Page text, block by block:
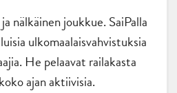
nälkäinen joukkue. SaiPalla
ulkomaalaisvahvistuksia
He pelaavat railakasta
ajan aktiivisia.